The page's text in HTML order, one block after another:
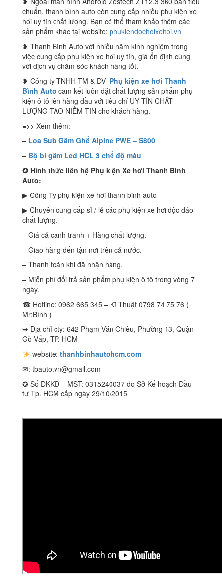
chuẩn, thanh bình auto còn cung cấp nhiều phụ kiện xe
hơi uy tín chất lượng. Bạn có thể tham khảo thêm các
sản phẩm khác tại website: phukiendochoixehoi.vn
❥ Thanh Bình Auto với nhiều năm kinh nghiệm trong
việc cung cấp phụ kiện xe hơi uy tín, giá ổn định cùng
với dịch vụ chăm sóc khách hàng tốt.
❥ Công ty TNHH TM & DV Phụ kiện xe hơi Thanh
Bình Auto cam kết luôn đặt chất lượng sản phẩm phụ
kiện ô tô lên hàng đầu với tiêu chí UY TÍN CHẤT
LƯỢNG TẠO NIỀM TIN cho khách hàng.
=>> Xem thêm:
– Loa Sub Gầm Ghế Alpine PWE – S800
– Bộ bi gầm Led HCL 3 chế độ màu
✪ Hình thức liên hệ Phụ kiện Xe hơi Thanh Bình
Auto:
▶ Công Ty phụ kiện xe hơi thanh binh auto
▶ Chuyên cung cấp sỉ / lẻ các phụ kiện xe hơi độc đáo
chất lượng.
– Giá cả cạnh tranh + Hàng chất lượng.
– Giao hàng đến tận nơi trên cả nước.
– Thanh toán khi đã nhận hàng.
– Miễn phí đổi trả sản phẩm phụ kiện ô tô trong vòng 7
ngày.
☎ Hotline: 0962 665 345 – Kĩ Thuật 0798 74 75 76 (
Mr:Bình )
➥ Địa chỉ cty: 642 Phạm Văn Chiêu, Phường 13, Quận
Gò Vấp, TP. HCM
website: thanhbinhautohcm.com
✉: tbauto.vn@gmail.com
✪ Số ĐKKD – MST: 0315240037 do Sở Kế hoạch Đầu
tư Tp. HCM cấp ngày 29/10/2015